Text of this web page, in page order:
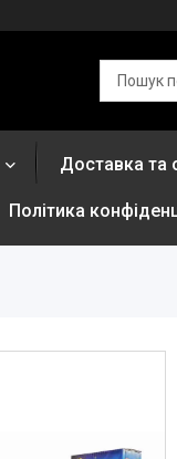
Доставка та
Політика